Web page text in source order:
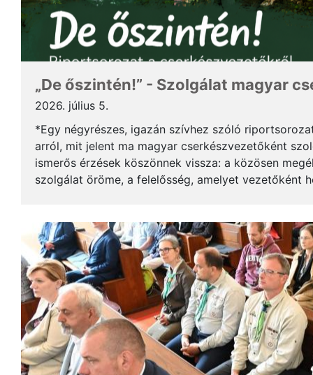
„De őszintén!” - Szolgálat magyar
2026. július 5.
*Egy négyrészes, igazán szívhez szóló
arról, mit jelent ma magyar cserkészvezetőként
ismerős érzések köszönnek vissza: a közösen
szolgálat öröme, a felelősség, amelyet vezetőként